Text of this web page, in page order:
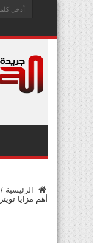
الرئيسية /
أهم مزايا تويتر